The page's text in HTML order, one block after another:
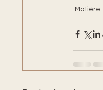
Matière